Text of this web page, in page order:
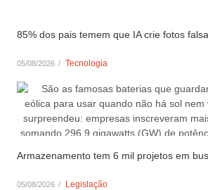
85% dos pais temem que IA crie fotos
05/08/2026 / Tecnologia
Armazenamento tem 6 mil projetos em
05/08/2026 / Legislação